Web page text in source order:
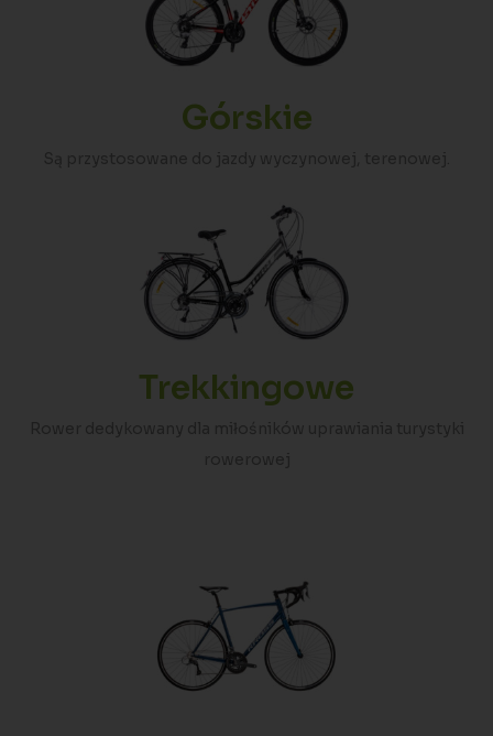
Górskie
Trekkingowe